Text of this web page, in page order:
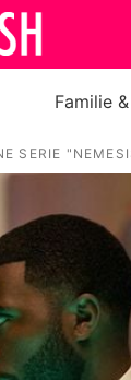
Familie
SERIE